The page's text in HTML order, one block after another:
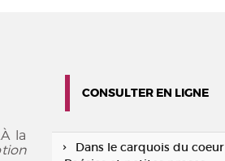
la
CONSULTER EN LIGNE
Dans le carquois du coeur